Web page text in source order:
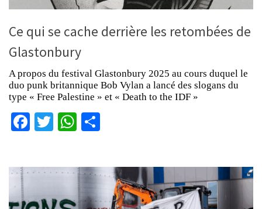
Ce qui se cache derrière les retombées de
Glastonbury
A propos du festival Glastonbury 2025 au cours duquel le
duo punk britannique Bob Vylan a lancé des slogans du
type « Free Palestine » et « Death to the IDF »
Facebook
TwitterWhatsApp